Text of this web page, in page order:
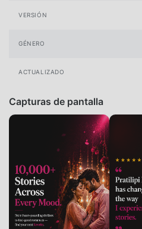
VERSIÓN
GÉNERO
ACTUALIZADO
Capturas de pantalla